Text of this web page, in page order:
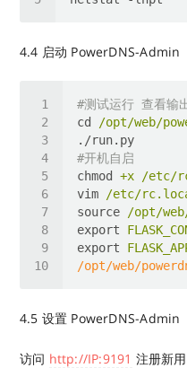
4.4 启动 PowerDNS-Admin
#测试运行 查看输
cd
/opt/web/
./run.py
#开机自启
chmod
+x /etc/
vim
/etc/
source
/opt/
export
export
/opt/web/
4.5 设置 PowerDNS-Admin
访问 http://IP:9191 注册新